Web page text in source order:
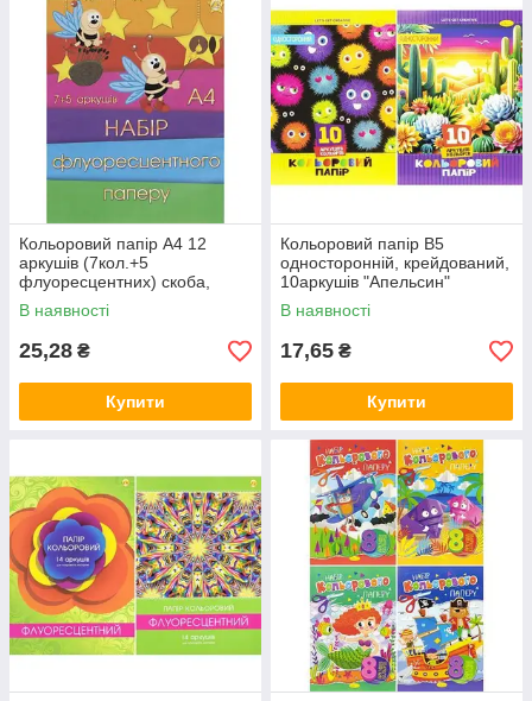
Кольоровий папір А4 12
аркушів (7кол.+5
флуоресцентних) скоба,
офсет 55 г/м2 ТМ Тетрада
ТЕ260
В наявності
25,28 ₴
Купити
Кольоровий папір B5
односторонній, крейдований,
10аркушів "Апельсин"
офсет,скоба АП-1218 MZOPT
В наявності
17,65 ₴
Купити